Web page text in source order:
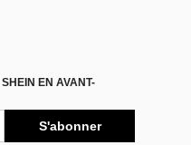
EN AVANT-
S'abonner